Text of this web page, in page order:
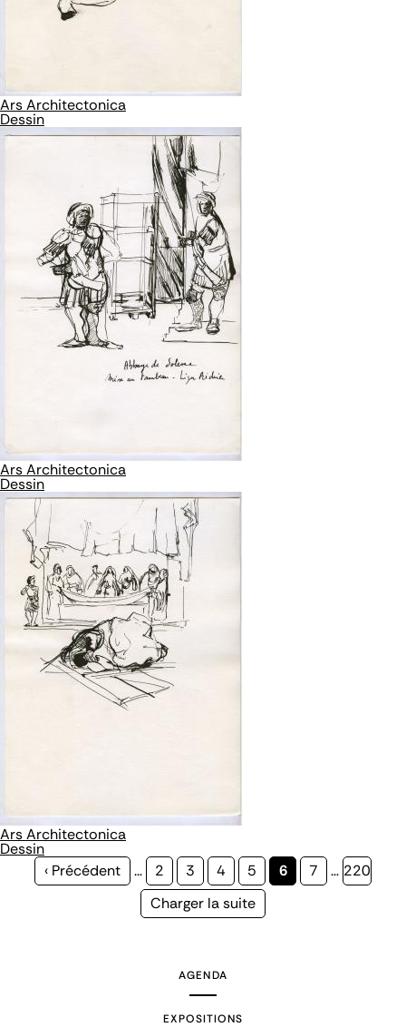
Ars Architectonica
Dessin
Ars Architectonica
Dessin
Ars Architectonica
Dessin
Page
‹ Précédent … Page
2 Page
3 Page
4 Page
5
Page
6 Page
7 … Page
220
Page
Charger la suite
AGENDA
EXPOSITIONS